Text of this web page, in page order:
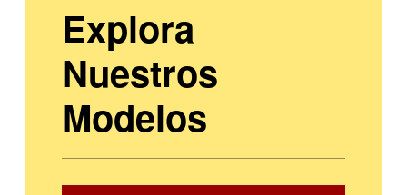
Explora
Nuestros
Modelos